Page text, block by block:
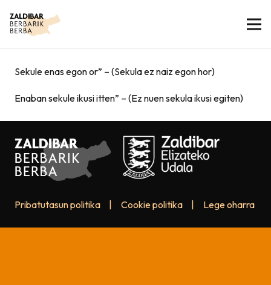
Sekule enas egon or” – (Sekula ez naiz egon hor)
Enaban sekule ikusi itten” – (Ez nuen sekula ikusi egiten)
Pribatutasun politika Cookie politika Lege oharra